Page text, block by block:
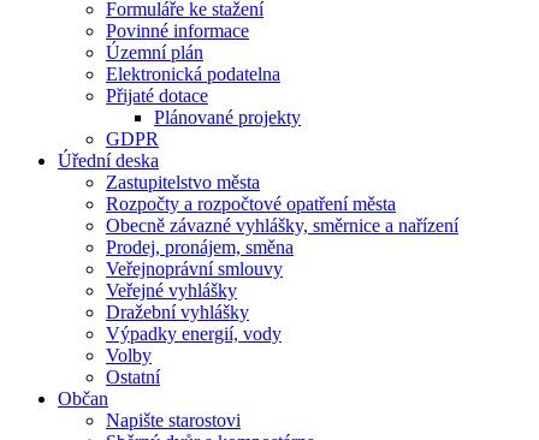
Formuláře ke stažení
Povinné informace
Územní plán
Elektronická podatelna
Přijaté dotace
Plánované projekty
GDPR
Úřední deska
Zastupitelstvo města
Rozpočty a rozpočtové opatření města
Obecně závazné vyhlášky, směrnice a nařízení
Prodej, pronájem, směna
Veřejnoprávní smlouvy
Veřejné vyhlášky
Dražební vyhlášky
Výpadky energií, vody
Volby
Ostatní
Občan
Napište starostovi